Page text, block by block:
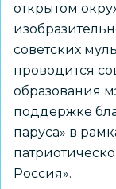
открытом
советских
проводится
образования
поддержке
паруса» в
Россия».